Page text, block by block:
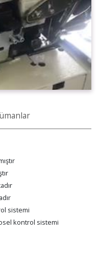
sistemi
kontrol sistemi